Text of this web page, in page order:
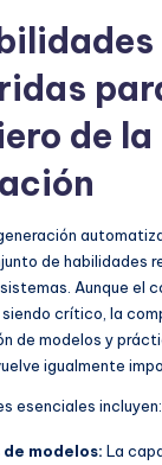
de
de habilidades
Aunque el
siendo crítico, la
de modelos y
igualmente
esenciales incluyen:
modelos: La